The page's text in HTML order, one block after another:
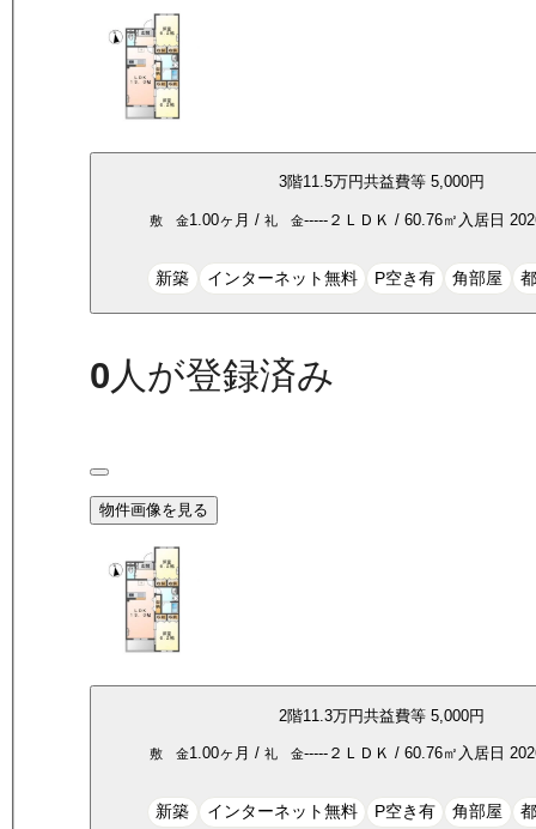
3階11.5万円共益費等 5,000円
敷 金1.00ヶ月 / 礼 金-----２ＬＤＫ / 60.76㎡ 入居日
新築 インターネット無料 P空き有 角部屋
0人が登録済み
物件画像を見る
2階11.3万円共益費等 5,000円
敷 金1.00ヶ月 / 礼 金-----２ＬＤＫ / 60.76㎡ 入居日
新築 インターネット無料 P空き有 角部屋